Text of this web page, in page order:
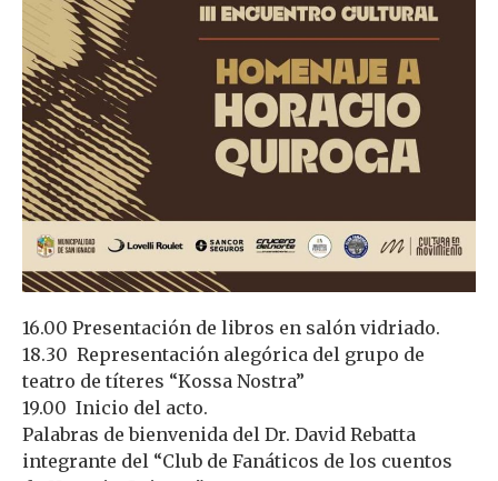
16.00 Presentación de libros en salón vidriado.
18.30 Representación alegórica del grupo de
teatro de títeres “Kossa Nostra”
19.00 Inicio del acto.
Palabras de bienvenida del Dr. David Rebatta
integrante del “Club de Fanáticos de los cuentos